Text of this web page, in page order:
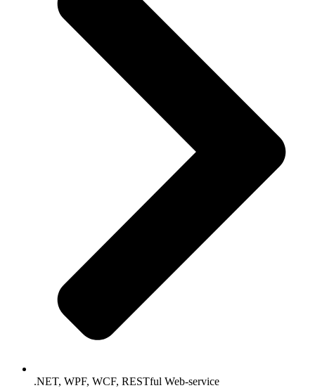
.NET, WPF, WCF, RESTful Web-service